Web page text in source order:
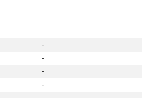
-
-
-
-